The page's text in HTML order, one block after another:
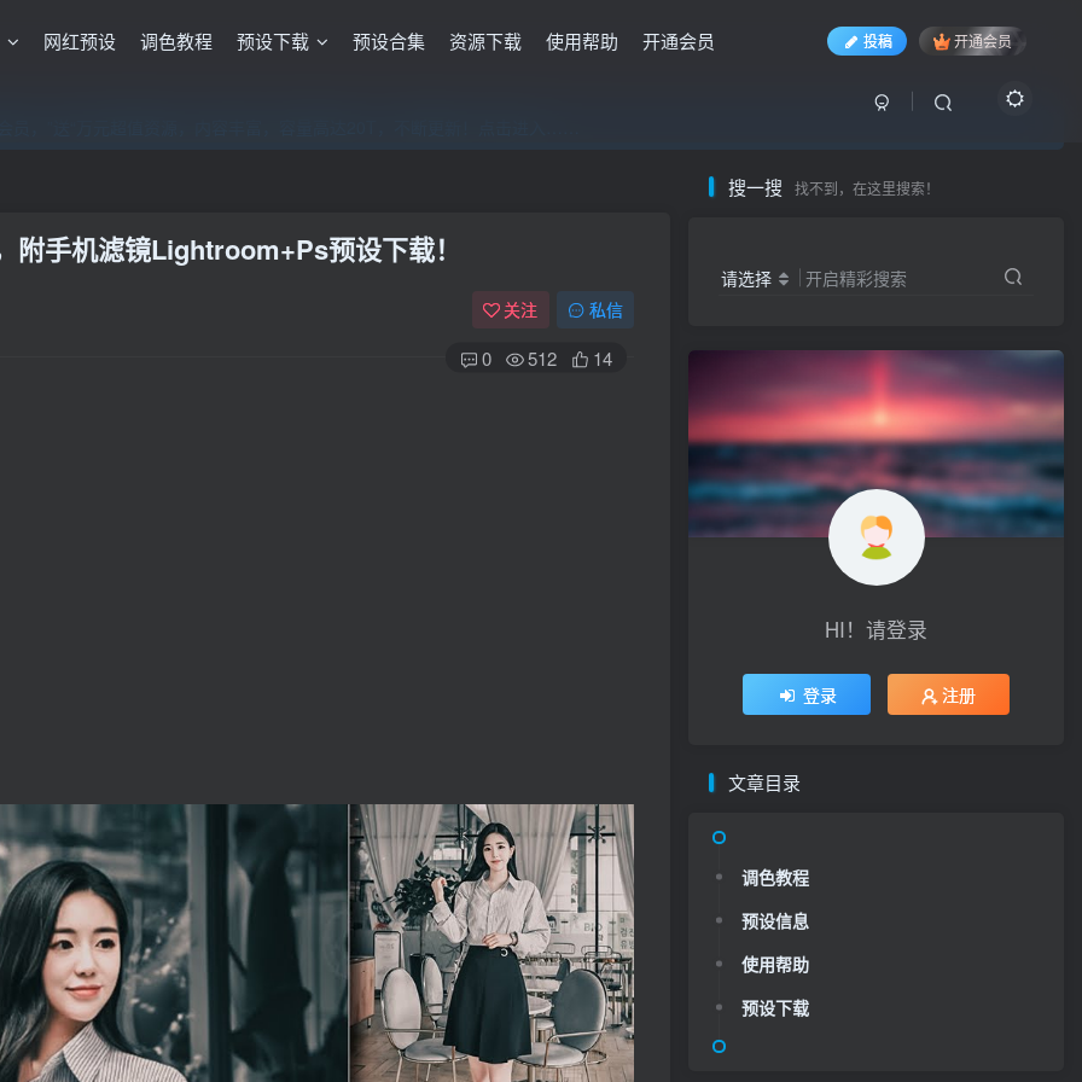
网红预设 调色教程 预设下载 预设合集 资源下载 使用帮助 开通会员 投稿 开通会员
员，”送“万元超值资源，内容丰富，容量高达20T，不断更新！点击进入……
手机滤镜Lightroom+Ps预设下载！
关注 私信
0 512 14
搜一搜 找不到，在这里搜索！
请选择 开启精彩搜索
HI！请登录
登录 注册
文章目录
调色教程
预设信息
使用帮助
预设下载